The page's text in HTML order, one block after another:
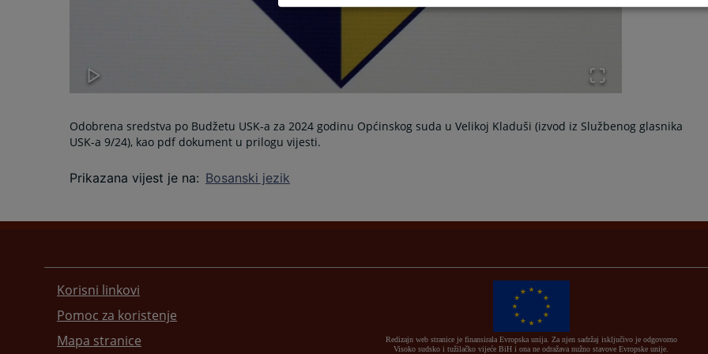
Odobrena sredstva po Budžetu USK-a za 2024 godinu Općinskog suda u Velikoj Kladuši (izvod iz Službenog glasnika
USK-a 9/24), kao pdf dokument u prilogu vijesti.
Prikazana vijest je na: Bosanski jezik
Korisni linkovi
Pomoc za koristenje
Mapa stranice
Redizajn web stranice je finansirala Evropska unija. Za njen sadržaj isključivo je odgovorno
Visoko sudsko i tužilačko vijeće BiH i ona ne odražava nužno stavove Evropske unije.